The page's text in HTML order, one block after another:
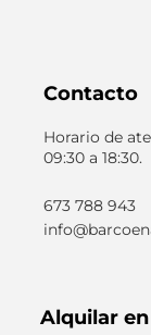
Contacto
Horario de
09:30 a 18:30.
673 788 943
Alquilar en